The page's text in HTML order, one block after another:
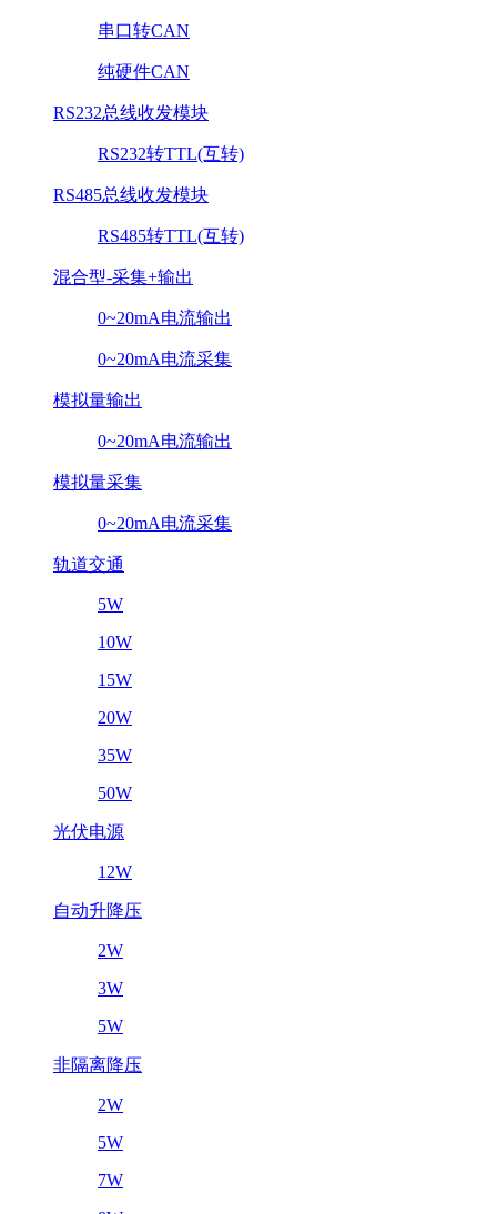
串口转CAN
纯硬件CAN
RS232总线收发模块
RS232转TTL(互转)
RS485总线收发模块
RS485转TTL(互转)
混合型-采集+输出
0~20mA电流输出
0~20mA电流采集
模拟量输出
0~20mA电流输出
模拟量采集
0~20mA电流采集
轨道交通
5W
10W
15W
20W
35W
50W
光伏电源
12W
自动升降压
2W
3W
5W
非隔离降压
2W
5W
7W